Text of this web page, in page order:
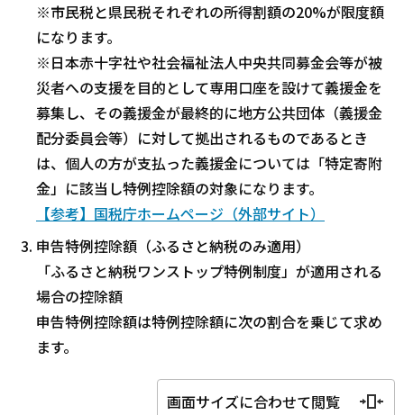
※市民税と県民税それぞれの所得割額の20%が限度額
になります。
※日本赤十字社や社会福祉法人中央共同募金会等が被
災者への支援を目的として専用口座を設けて義援金を
募集し、その義援金が最終的に地方公共団体（義援金
配分委員会等）に対して拠出されるものであるとき
は、個人の方が支払った義援金については「特定寄附
金」に該当し特例控除額の対象になります。
【参考】国税庁ホームページ（外部サイト）
申告特例控除額（ふるさと納税のみ適用）
「ふるさと納税ワンストップ特例制度」が適用される
場合の控除額
申告特例控除額は特例控除額に次の割合を乗じて求め
ます。
画面サイズに合わせて閲覧